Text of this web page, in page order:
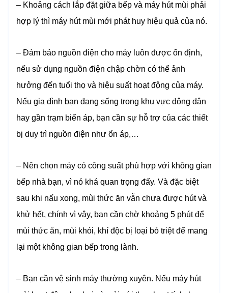
– Khoảng cách lắp đặt giữa bếp và máy hút mùi phải
hợp lý thì máy hút mùi mới phát huy hiệu quả của nó.
– Đảm bảo nguồn điện cho máy luôn được ổn định,
nếu sử dụng nguồn điện chập chờn có thể ảnh
hưởng đến tuổi thọ và hiệu suất hoạt động của máy.
Nếu gia đình bạn đang sống trong khu vực đông dân
hay gần trạm biến áp, bạn cần sự hỗ trợ của các thiết
bị duy trì nguồn điện như ổn áp,…
– Nên chọn máy có công suất phù hợp với không gian
bếp nhà bạn, vì nó khá quan trọng đấy. Và đặc biệt
sau khi nấu xong, mùi thức ăn vẫn chưa được hút và
khử hết, chính vì vậy, bạn cần chờ khoảng 5 phút để
mùi thức ăn, mùi khói, khí độc bị loại bỏ triệt để mang
lại một không gian bếp trong lành.
– Bạn cần vệ sinh máy thường xuyên. Nếu máy hút